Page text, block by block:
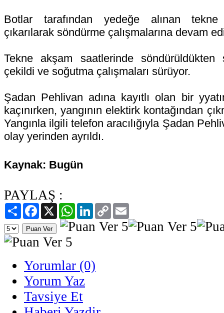
Botlar tarafından yedeğe alınan tekne
çıkarılarak söndürme çalışmalarına devam
Tekne akşam saatlerinde söndürüldükten
çekildi ve soğutma çalışmaları sürüyor.
Şadan Pehlivan adına kayıtlı olan bir
kaçınırken, yangının elektirk kontağından
Yangınla ilgili telefon aracılığıyla Şadan
olay yerinden ayrıldı.
Kaynak: Bugün
PAYLAŞ :
PaylaşFacebook
X WhatsAppLinkedIn
Copy
Link
Yorumlar (0)
Yorum Yaz
Tavsiye Et